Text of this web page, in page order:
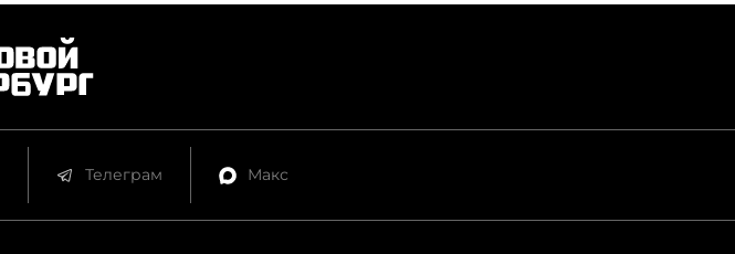
Телеграм Макс